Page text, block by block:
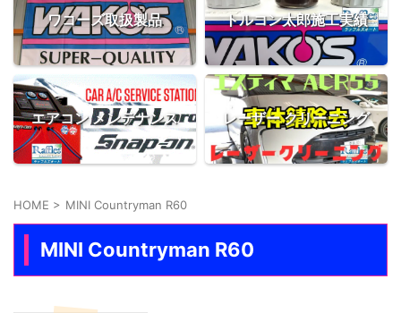
ワコーズ取扱製品 トルコン太郎施工実績
エアコン メンテナンス レーザー クリーニング
HOME > MINI Countryman R60
MINI Countryman R60